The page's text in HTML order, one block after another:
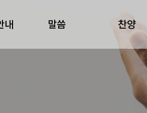
내 말씀 찬양